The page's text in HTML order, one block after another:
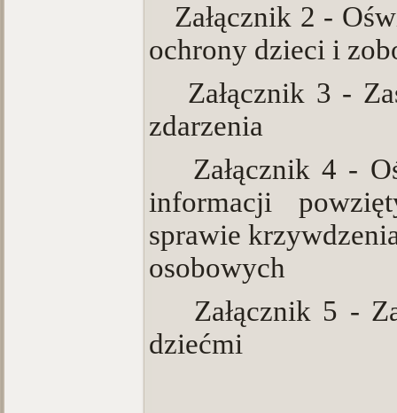
Załącznik 2 -
ochrony dzieci i
Załącznik 3 -
zdarzenia
Załącznik 4 -
informacji
sprawie
osobowych
Załącznik 5 -
dziećmi